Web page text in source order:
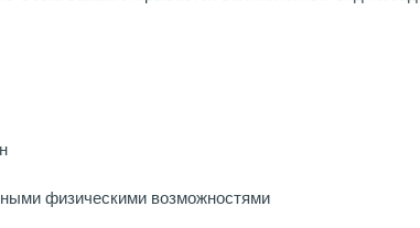
физическими возможностями